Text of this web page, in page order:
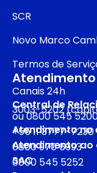
SCR
Novo Marco
Termos de
Atendimento
Canais 24h
Central de
3003-5202
ou 0800 545
Atendimento no
+55 11 3777-7230
Atendimento
0800 970 6993
SAC
0800 545 5252